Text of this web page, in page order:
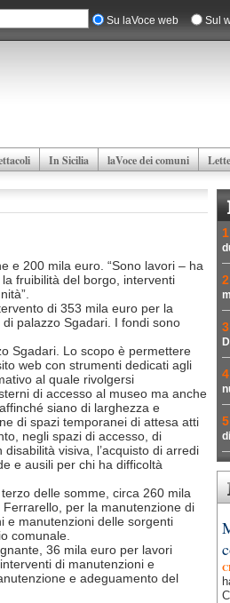
Su laVoce web Sul
In Sicilia laVoce dei comuni
e 200 mila euro. “Sono lavori – ha
fruibilità del borgo, interventi
di 353 mila euro per la
palazzo Sgadari. I fondi sono
Sgadari. Lo scopo è permettere
web con strumenti dedicati agli
al quale rivolgersi
di accesso al museo ma anche
siano di larghezza e
di spazi temporanei di attesa atti
negli spazi di accesso, di
visiva, l’acquisto di arredi
e ausili per chi ha difficoltà
delle somme, circa 260 mila
per la manutenzione di
e manutenzioni delle sorgenti
comunale.
36 mila euro per lavori
di manutenzioni e
e adeguamento del
1
2
3
4
5